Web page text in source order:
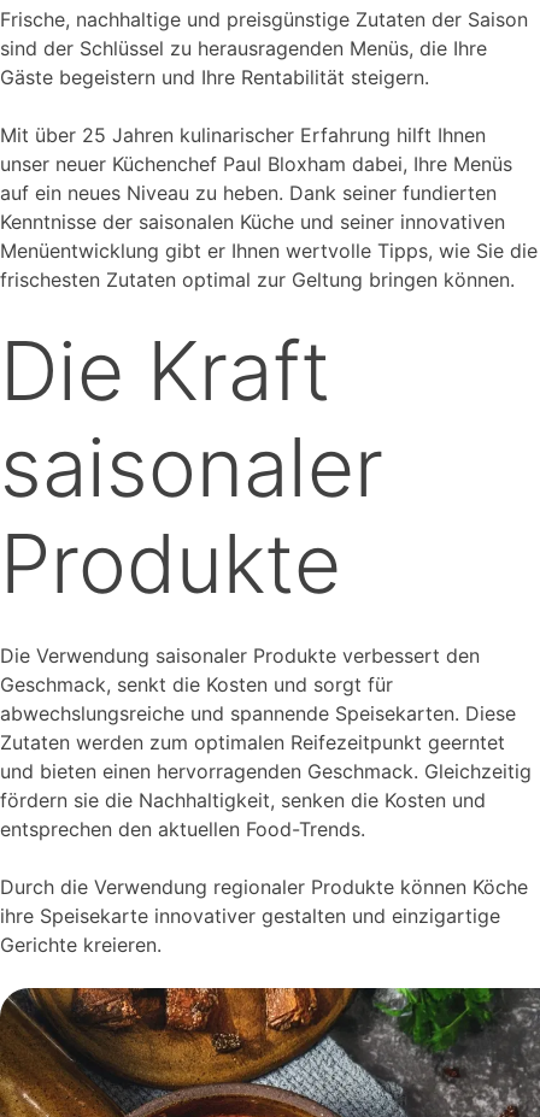
Frische, nachhaltige und preisgünstige Zutaten der Saison
sind der Schlüssel zu herausragenden Menüs, die Ihre
Gäste begeistern und Ihre Rentabilität steigern.
Mit über 25 Jahren kulinarischer Erfahrung hilft Ihnen
unser neuer Küchenchef Paul Bloxham dabei, Ihre Menüs
auf ein neues Niveau zu heben. Dank seiner fundierten
Kenntnisse der saisonalen Küche und seiner innovativen
Menüentwicklung gibt er Ihnen wertvolle Tipps, wie Sie die
frischesten Zutaten optimal zur Geltung bringen können.
Die Kraft
saisonaler
Produkte
Die Verwendung saisonaler Produkte verbessert den
Geschmack, senkt die Kosten und sorgt für
abwechslungsreiche und spannende Speisekarten. Diese
Zutaten werden zum optimalen Reifezeitpunkt geerntet
und bieten einen hervorragenden Geschmack. Gleichzeitig
fördern sie die Nachhaltigkeit, senken die Kosten und
entsprechen den aktuellen Food-Trends.
Durch die Verwendung regionaler Produkte können Köche
ihre Speisekarte innovativer gestalten und einzigartige
Gerichte kreieren.